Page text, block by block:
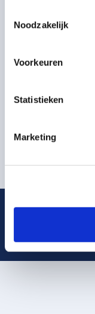
informatie over.
Noodzakelijk
Voorkeuren
Statistieken
Marketing